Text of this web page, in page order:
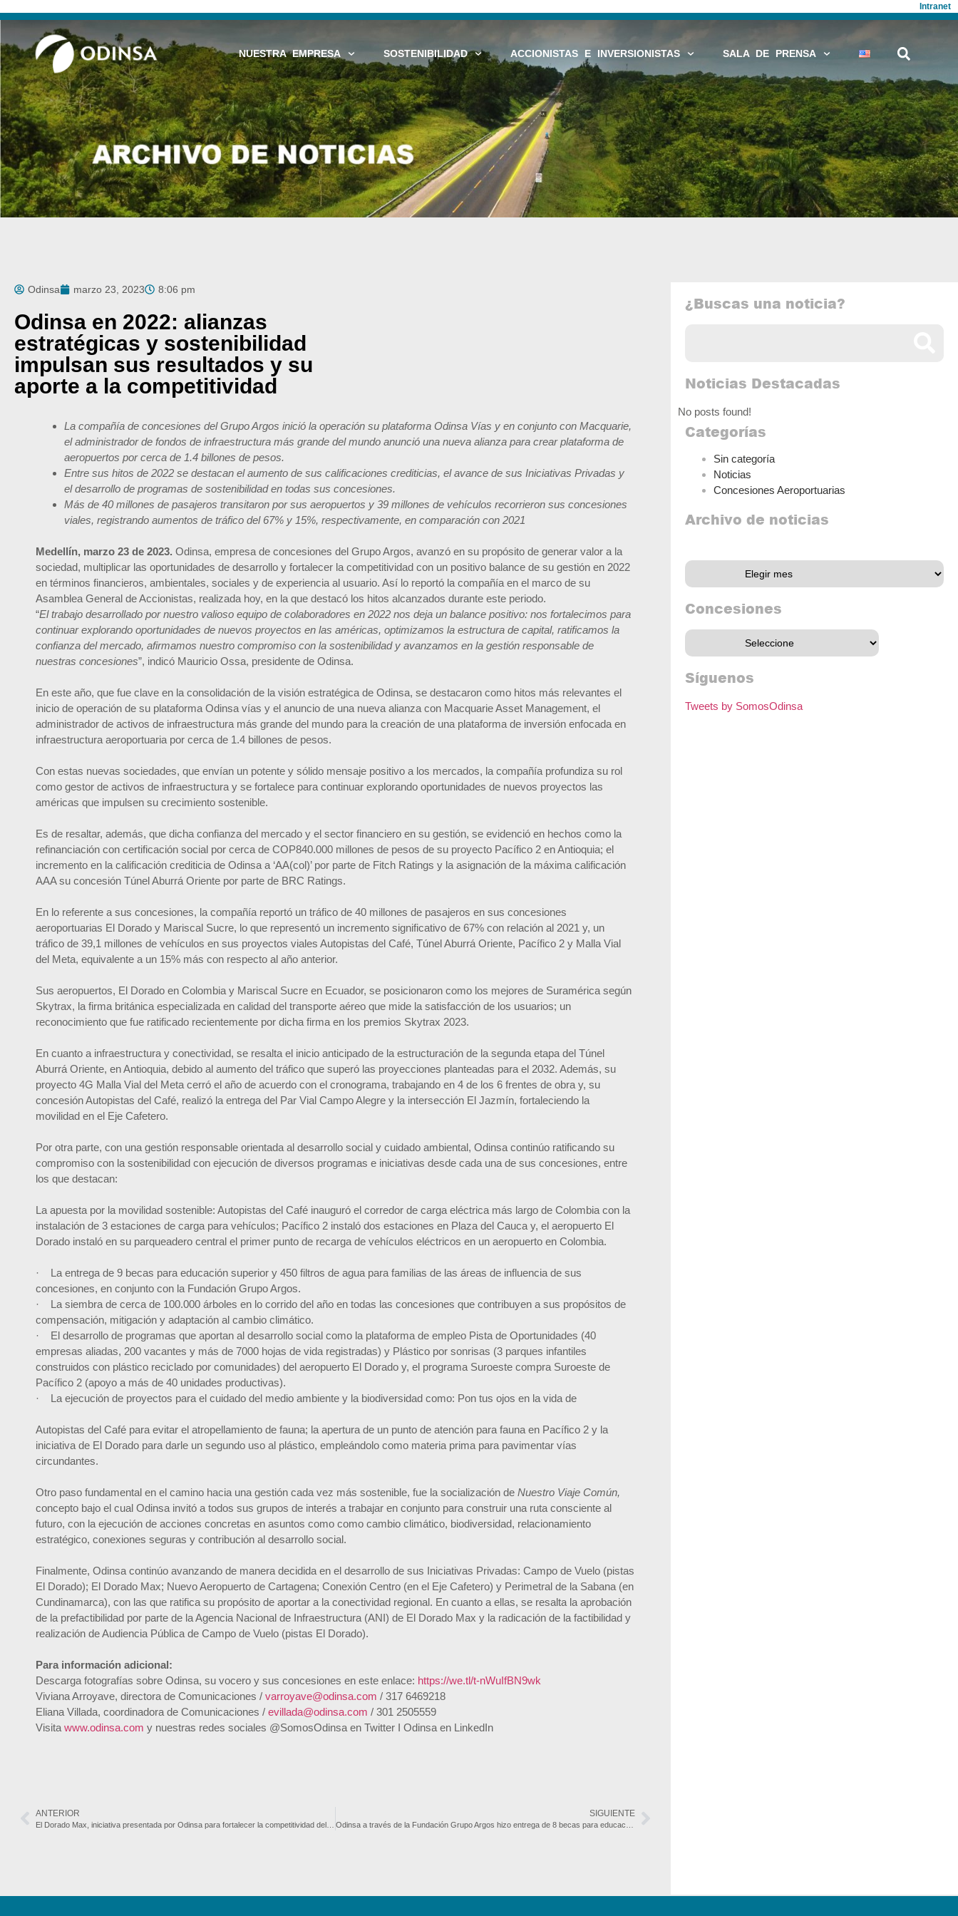
Intranet
NUESTRA EMPRESA SOSTENIBILIDAD ACCIONISTAS E INVERSIONISTAS SALA DE PRENSA
Odinsa marzo 23, 2023 8:06 pm
Odinsa en 2022: alianzas
estratégicas y sostenibilidad
impulsan sus resultados y su
aporte a la competitividad
La compañía de concesiones del Grupo Argos inició la operación su plataforma Odinsa Vías y en conjunto con Macquarie,
el administrador de fondos de infraestructura más grande del mundo anunció una nueva alianza para crear plataforma de
aeropuertos por cerca de 1.4 billones de pesos.
Entre sus hitos de 2022 se destacan el aumento de sus calificaciones crediticias, el avance de sus Iniciativas Privadas y
el desarrollo de programas de sostenibilidad en todas sus concesiones.
Más de 40 millones de pasajeros transitaron por sus aeropuertos y 39 millones de vehículos recorrieron sus concesiones
viales, registrando aumentos de tráfico del 67% y 15%, respectivamente, en comparación con 2021
Medellín, marzo 23 de 2023. Odinsa, empresa de concesiones del Grupo Argos, avanzó en su propósito de generar valor a la
sociedad, multiplicar las oportunidades de desarrollo y fortalecer la competitividad con un positivo balance de su gestión en 2022
en términos financieros, ambientales, sociales y de experiencia al usuario. Así lo reportó la compañía en el marco de su
Asamblea General de Accionistas, realizada hoy, en la que destacó los hitos alcanzados durante este periodo.
“El trabajo desarrollado por nuestro valioso equipo de colaboradores en 2022 nos deja un balance positivo: nos fortalecimos para
continuar explorando oportunidades de nuevos proyectos en las américas, optimizamos la estructura de capital, ratificamos la
confianza del mercado, afirmamos nuestro compromiso con la sostenibilidad y avanzamos en la gestión responsable de
nuestras concesiones”, indicó Mauricio Ossa, presidente de Odinsa.
En este año, que fue clave en la consolidación de la visión estratégica de Odinsa, se destacaron como hitos más relevantes el
inicio de operación de su plataforma Odinsa vías y el anuncio de una nueva alianza con Macquarie Asset Management, el
administrador de activos de infraestructura más grande del mundo para la creación de una plataforma de inversión enfocada en
infraestructura aeroportuaria por cerca de 1.4 billones de pesos.
Con estas nuevas sociedades, que envían un potente y sólido mensaje positivo a los mercados, la compañía profundiza su rol
como gestor de activos de infraestructura y se fortalece para continuar explorando oportunidades de nuevos proyectos las
américas que impulsen su crecimiento sostenible.
Es de resaltar, además, que dicha confianza del mercado y el sector financiero en su gestión, se evidenció en hechos como la
refinanciación con certificación social por cerca de COP840.000 millones de pesos de su proyecto Pacífico 2 en Antioquia; el
incremento en la calificación crediticia de Odinsa a ‘AA(col)’ por parte de Fitch Ratings y la asignación de la máxima calificación
AAA su concesión Túnel Aburrá Oriente por parte de BRC Ratings.
En lo referente a sus concesiones, la compañía reportó un tráfico de 40 millones de pasajeros en sus concesiones
aeroportuarias El Dorado y Mariscal Sucre, lo que representó un incremento significativo de 67% con relación al 2021 y, un
tráfico de 39,1 millones de vehículos en sus proyectos viales Autopistas del Café, Túnel Aburrá Oriente, Pacífico 2 y Malla Vial
del Meta, equivalente a un 15% más con respecto al año anterior.
Sus aeropuertos, El Dorado en Colombia y Mariscal Sucre en Ecuador, se posicionaron como los mejores de Suramérica según
Skytrax, la firma británica especializada en calidad del transporte aéreo que mide la satisfacción de los usuarios; un
reconocimiento que fue ratificado recientemente por dicha firma en los premios Skytrax 2023.
En cuanto a infraestructura y conectividad, se resalta el inicio anticipado de la estructuración de la segunda etapa del Túnel
Aburrá Oriente, en Antioquia, debido al aumento del tráfico que superó las proyecciones planteadas para el 2032. Además, su
proyecto 4G Malla Vial del Meta cerró el año de acuerdo con el cronograma, trabajando en 4 de los 6 frentes de obra y, su
concesión Autopistas del Café, realizó la entrega del Par Vial Campo Alegre y la intersección El Jazmín, fortaleciendo la
movilidad en el Eje Cafetero.
Por otra parte, con una gestión responsable orientada al desarrollo social y cuidado ambiental, Odinsa continúo ratificando su
compromiso con la sostenibilidad con ejecución de diversos programas e iniciativas desde cada una de sus concesiones, entre
los que destacan:
La apuesta por la movilidad sostenible: Autopistas del Café inauguró el corredor de carga eléctrica más largo de Colombia con la
instalación de 3 estaciones de carga para vehículos; Pacífico 2 instaló dos estaciones en Plaza del Cauca y, el aeropuerto El
Dorado instaló en su parqueadero central el primer punto de recarga de vehículos eléctricos en un aeropuerto en Colombia.
· La entrega de 9 becas para educación superior y 450 filtros de agua para familias de las áreas de influencia de sus
concesiones, en conjunto con la Fundación Grupo Argos.
· La siembra de cerca de 100.000 árboles en lo corrido del año en todas las concesiones que contribuyen a sus propósitos de
compensación, mitigación y adaptación al cambio climático.
· El desarrollo de programas que aportan al desarrollo social como la plataforma de empleo Pista de Oportunidades (40
empresas aliadas, 200 vacantes y más de 7000 hojas de vida registradas) y Plástico por sonrisas (3 parques infantiles
construidos con plástico reciclado por comunidades) del aeropuerto El Dorado y, el programa Suroeste compra Suroeste de
Pacífico 2 (apoyo a más de 40 unidades productivas).
· La ejecución de proyectos para el cuidado del medio ambiente y la biodiversidad como: Pon tus ojos en la vida de
Autopistas del Café para evitar el atropellamiento de fauna; la apertura de un punto de atención para fauna en Pacífico 2 y la
iniciativa de El Dorado para darle un segundo uso al plástico, empleándolo como materia prima para pavimentar vías
circundantes.
Otro paso fundamental en el camino hacia una gestión cada vez más sostenible, fue la socialización de Nuestro Viaje Común,
concepto bajo el cual Odinsa invitó a todos sus grupos de interés a trabajar en conjunto para construir una ruta consciente al
futuro, con la ejecución de acciones concretas en asuntos como como cambio climático, biodiversidad, relacionamiento
estratégico, conexiones seguras y contribución al desarrollo social.
Finalmente, Odinsa continúo avanzando de manera decidida en el desarrollo de sus Iniciativas Privadas: Campo de Vuelo (pistas
El Dorado); El Dorado Max; Nuevo Aeropuerto de Cartagena; Conexión Centro (en el Eje Cafetero) y Perimetral de la Sabana (en
Cundinamarca), con las que ratifica su propósito de aportar a la conectividad regional. En cuanto a ellas, se resalta la aprobación
de la prefactibilidad por parte de la Agencia Nacional de Infraestructura (ANI) de El Dorado Max y la radicación de la factibilidad y
realización de Audiencia Pública de Campo de Vuelo (pistas El Dorado).
Para información adicional:
Descarga fotografías sobre Odinsa, su vocero y sus concesiones en este enlace: https://we.tl/t-nWuIfBN9wk
Viviana Arroyave, directora de Comunicaciones / varroyave@odinsa.com / 317 6469218
Eliana Villada, coordinadora de Comunicaciones / evillada@odinsa.com / 301 2505559
Visita www.odinsa.com y nuestras redes sociales @SomosOdinsa en Twitter I Odinsa en LinkedIn
ANTERIOR SIGUIENTE
¿Buscas una noticia?
Noticias Destacadas
No posts found!
Categorías
Sin categoría
Noticias
Concesiones Aeroportuarias
Archivo de noticias
Concesiones
Síguenos
Tweets by SomosOdinsa